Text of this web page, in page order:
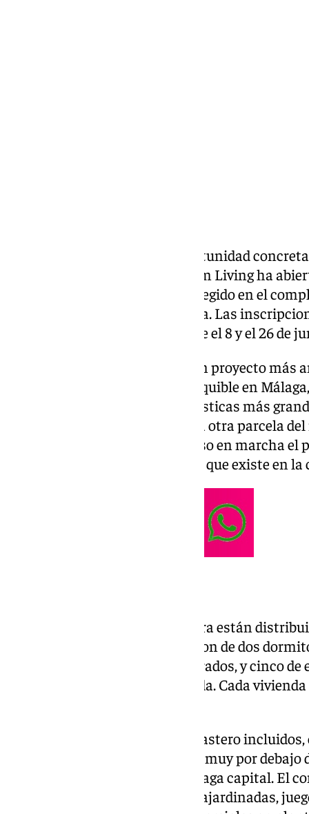
Málaga vuelve a tener una oportunidad
asequible. La promotora Lagoom Living ha
91 nuevos pisos de alquiler protegido en el
ubicado en la capital malagueña. Las
viviendas estarán abiertas entre el 8 y el 26 de
Se trata de la segunda fase de un proyecto
de 530 viviendas de alquiler asequible en
residenciales de estas características más
primera fase, correspondiente a otra parcela
7.000 solicitudes cuando se puso en marcha el
una idea de la elevada demanda que existe en la
Los 91 pisos que se ofrecen ahora están
baja más cinco alturas. Todos son de dos
aproximada de 70 metros cuadrados, y cinco
personas con movilidad reducida. Cada
El precio del alquiler, garaje y trastero
euros mensuales, una cantidad muy por
maneja el mercado libre en Málaga capital. El
zonas comunes: piscina, áreas ajardinadas,